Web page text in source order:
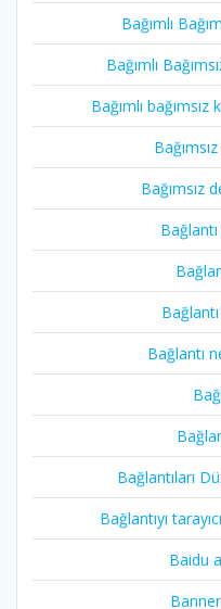
Bağımlı
Bağımlı
Bağımlı
Bağımsız
Bağlantı
Bağlantıları
Bağlantıyı
Baidu